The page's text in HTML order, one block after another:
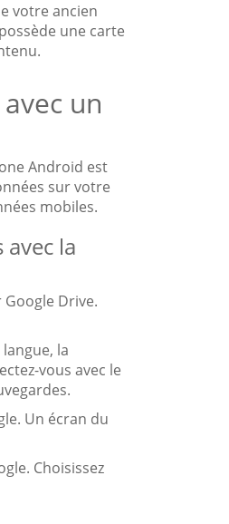
votre ancien
une carte
un
Android est
sur votre
mobiles.
la
Drive.
la
vous avec le
Un écran du
Choisissez